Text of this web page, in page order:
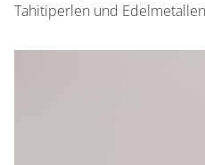
Tahitiperlen und